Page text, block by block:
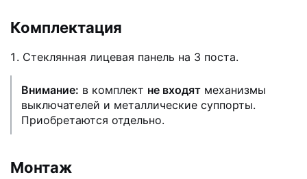
Комплектация
Стеклянная лицевая панель на 3 поста.
Внимание: в комплект не входят механизмы
выключателей и металлические суппорты.
Приобретаются отдельно.
Монтаж